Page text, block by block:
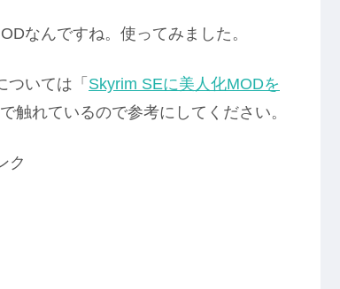
なんですね。使ってみました。
ついては「 Skyrim SEに美人化MODを
で触れているので参考にしてください。
ク